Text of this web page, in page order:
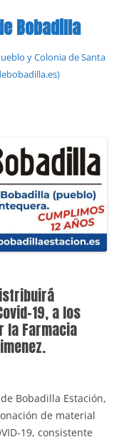
Bobadilla
y Colonia de Santa
19, a los
la Farmacia
Bobadilla Estación,
de material
19, consistente